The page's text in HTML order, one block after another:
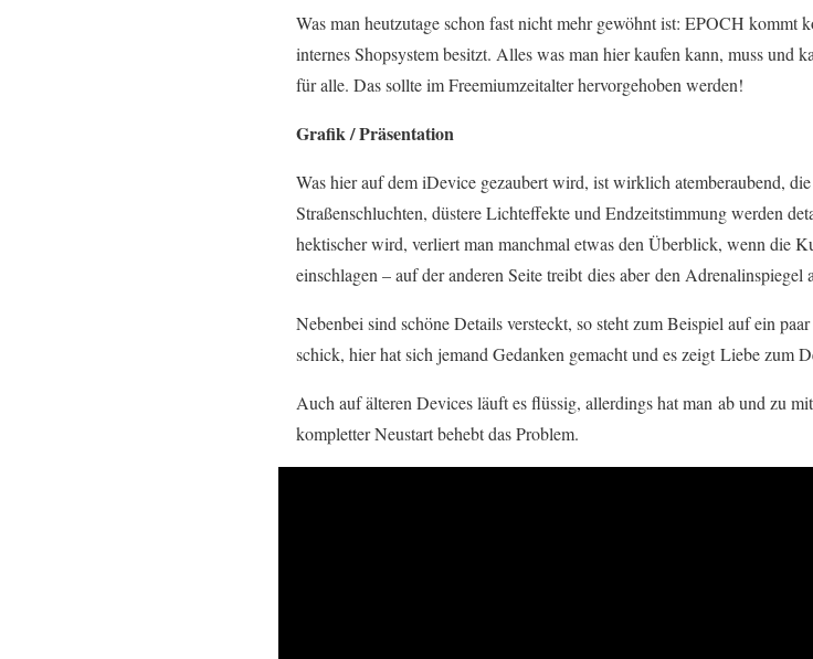
Was man heutzutage schon fast nicht mehr gewöhnt ist: EPOCH kommt
internes Shopsystem besitzt. Alles was man hier kaufen kann, muss und
für alle. Das sollte im Freemiumzeitalter hervorgehoben werden!
Grafik / Präsentation
Was hier auf dem iDevice gezaubert wird, ist wirklich atemberaubend,
Straßenschluchten, düstere Lichteffekte und Endzeitstimmung werden
hektischer wird, verliert man manchmal etwas den Überblick, wenn die
einschlagen – auf der anderen Seite treibt dies aber den Adrenalinspiegel
Nebenbei sind schöne Details versteckt, so steht zum Beispiel auf ein
schick, hier hat sich jemand Gedanken gemacht und es zeigt Liebe zum
Auch auf älteren Devices läuft es flüssig, allerdings hat man ab und zu
kompletter Neustart behebt das Problem.